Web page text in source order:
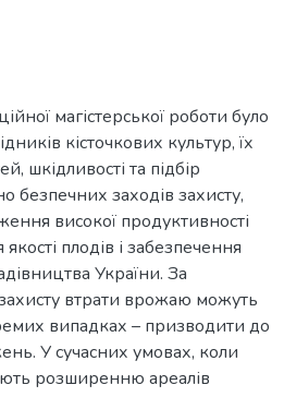
магістерської роботи було
кісточкових культур, їх
шкідливості та підбір
безпечних заходів захисту,
високої продуктивності
плодів і забезпечення
України. За
втрати врожаю можуть
випадках – призводити до
У сучасних умовах, коли
розширенню ареалів